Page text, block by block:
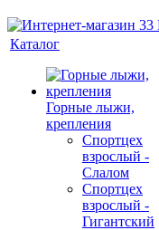
Каталог
Горные лыжи,
крепления
Спортцех
взрослый -
Слалом
Спортцех
взрослый -
Гигантский